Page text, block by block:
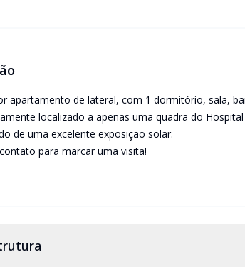
apartamento de lateral, com 1 dormitório, sala,
localizado a apenas uma quadra do
de uma excelente exposição solar.
para marcar uma visita!